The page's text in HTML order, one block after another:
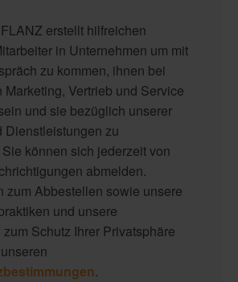
erstellt hilfreichen
in Unternehmen um mit
zu kommen, ihnen bei
Marketing, Vertrieb und Service
und sie bezüglich unserer
Dienstleistungen zu
können sich jederzeit von
abmelden.
zum Abbestellen sowie unsere
und unsere
Schutz Ihrer Privatsphäre
.